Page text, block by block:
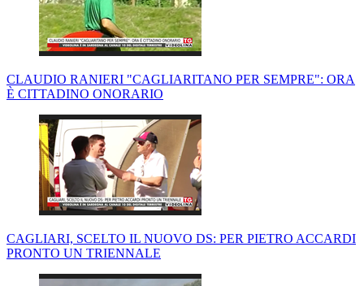
CLAUDIO RANIERI "CAGLIARITANO PER SEMPRE": ORA
È CITTADINO ONORARIO
CAGLIARI, SCELTO IL NUOVO DS: PER PIETRO ACCARDI
PRONTO UN TRIENNALE